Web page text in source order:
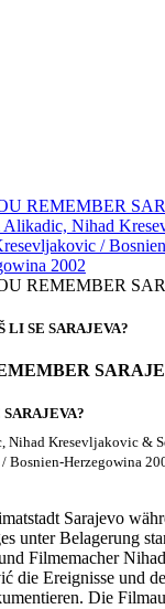
REMEMBER
Alikadic, Nihad
/
2002
REMEMBER
LI SE SARAJEVA?
Nihad Kresevljakovic &
Bosnien-Herzegowina
Sarajevo
unter Belagerung
Filmemacher Nihad
die Ereignisse und
Die